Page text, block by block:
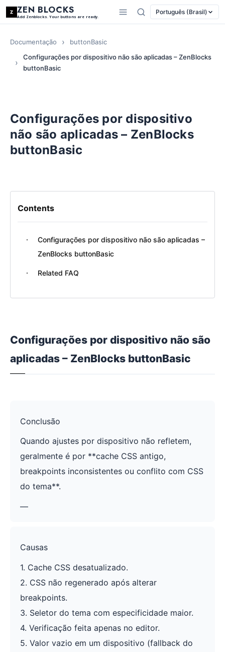
ZEN BLOCKS
Add Zenblocks. Your buttons are ready.
Português (Brasil)
Documentação
buttonBasic
Configurações por dispositivo não são aplicadas – ZenBlocks
buttonBasic
Configurações por dispositivo
não são aplicadas – ZenBlocks
buttonBasic
Contents
Configurações por dispositivo não são aplicadas –
ZenBlocks buttonBasic
Related FAQ
Configurações por dispositivo não são
aplicadas – ZenBlocks buttonBasic
Conclusão
Quando ajustes por dispositivo não refletem,
geralmente é por **cache CSS antigo,
breakpoints inconsistentes ou conflito com CSS
do tema**.
—
Causas
1. Cache CSS desatualizado.
2. CSS não regenerado após alterar
breakpoints.
3. Seletor do tema com especificidade maior.
4. Verificação feita apenas no editor.
5. Valor vazio em um dispositivo (fallback do